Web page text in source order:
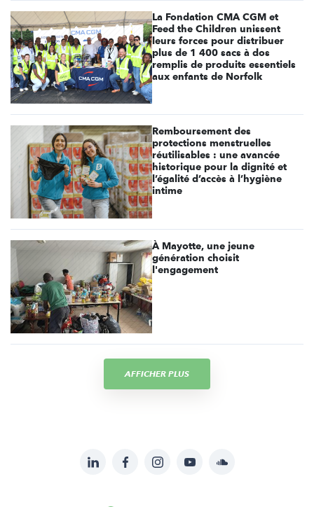
La Fondation CMA CGM et
Feed the Children unissent
leurs forces pour distribuer
plus de 1 400 sacs à dos
remplis de produits essentiels
aux enfants de Norfolk
Remboursement des
protections menstruelles
réutilisables : une avancée
historique pour la dignité et
l’égalité d’accès à l’hygiène
intime
À Mayotte, une jeune
génération choisit
l'engagement
AFFICHER PLUS
LinkedInFacebookInstagramYouTubeSoundcloud